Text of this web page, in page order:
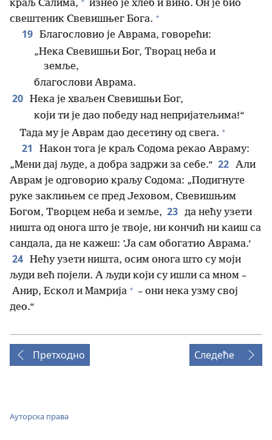
краљ Салима,
изнео је хлеб и вино. Он је био
свештеник Свевишњег Бога. +
19 Благословио је Аврама, говорећи:
„Нека Свевишњи Бог, Творац неба и
земље,
благослови Аврама.
20 Нека је хваљен Свевишњи Бог,
који ти је дао победу над непријатељима!“
Тада му је Аврам дао десетину од свега. +
21
Након тога је краљ Содома рекао Авраму:
„Мени дај људе, а добра задржи за себе.“ 22 Али
Аврам је одговорио краљу Содома: „Подигнуте
руке заклињем се пред Јеховом, Свевишњим
Богом, Творцем неба и земље, 23 да нећу узети
ништа од онога што је твоје, ни кончић ни каиш са
сандала, да не кажеш: ’Ја сам обогатио Аврама.‘
24 Нећу узети ништа, осим онога што су моји
људи већ појели. А људи који су ишли са мном –
Анир, Ескол и Мамрија + – они нека узму свој
део.“
Претходно Следеће
Ауторска права